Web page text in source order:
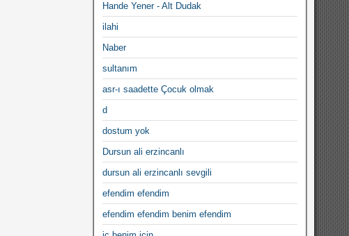
Hande Yener - Alt Dudak
ilahi
Naber
sultanım
asr-ı saadette Çocuk olmak
d
dostum yok
Dursun ali erzincanlı
dursun ali erzincanlı sevgili
efendim efendim
efendim efendim benim efendim